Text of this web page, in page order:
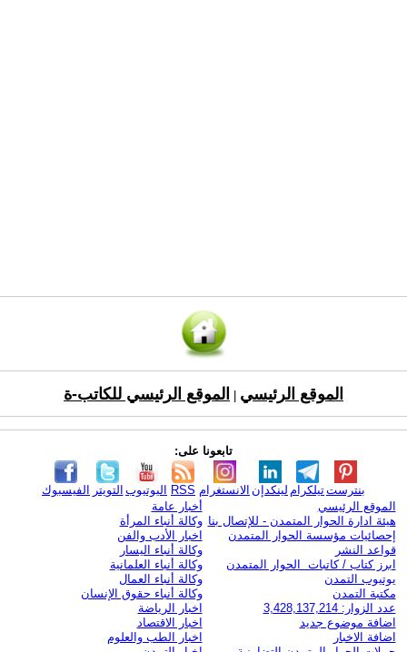
الموقع الرئيسي الموقع الرئيسي للكاتب-ة
تابعونا على:
الفيسبوك التويتر اليوتيوب RSS الانستغرام لينكدإن تيلكرامبنترست
الموقع الرئيسي
هيئة ادارة الحوار المتمدن - للإتصال بنا
إحصائيات مؤسسة الحوار المتمدن
قواعد النشر
ابرز كتاب / كاتبات الحوار المتمدن
يوتيوب التمدن
مكتبة التمدن
عدد الزوار: 3,428,137,214
اضافة موضوع جديد
اضافة الاخبار
أخبار عامة
وكالة أنباء المرأة
اخبار الأدب والفن
وكالة أنباء اليسار
وكالة أنباء العلمانية
وكالة أنباء العمال
وكالة أنباء حقوق الإنسان
اخبار الرياضة
اخبار الاقتصاد
اخبار الطب والعلوم